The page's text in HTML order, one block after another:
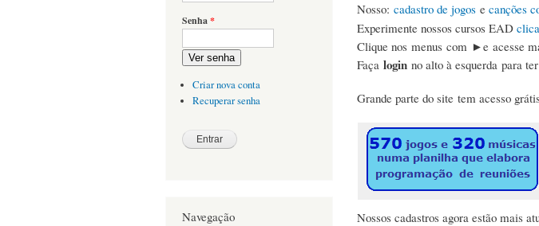
Senha*
Ver senha
Criar nova conta
Recuperar senha
Navegação
Nosso: cadastro de jogos e canções
Experimente nossos cursos EAD
Clique nos menus com ►e acesse
Faça login no alto à esquerda para ter
Grande parte do site tem acesso
Nossos cadastros agora estão mais